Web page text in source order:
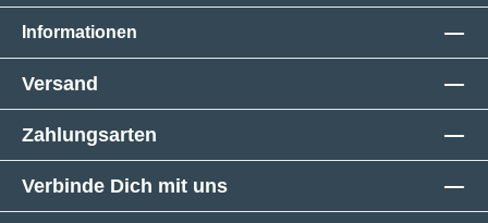
Informationen
Versand
Zahlungsarten
Verbinde Dich mit uns